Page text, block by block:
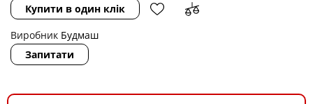
Купити в один клік
Виробник Будмаш
Запитати